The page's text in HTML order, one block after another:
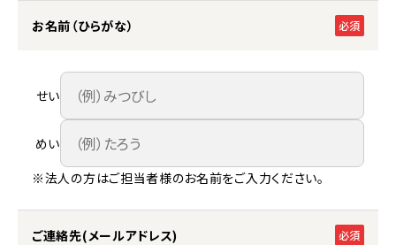
お名前（ひらがな） 必須
せい
めい
※法人の方はご担当者様のお名前をご入力ください。
ご連絡先(メールアドレス) 必須